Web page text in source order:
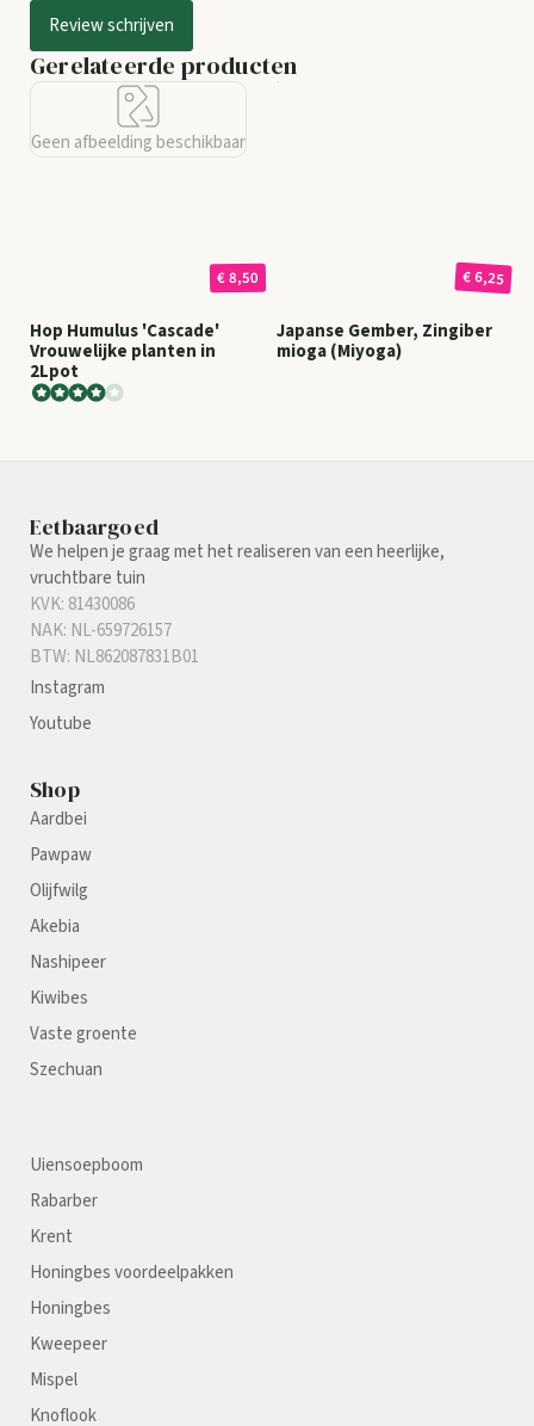
Review schrijven
Gerelateerde producten
Geen afbeelding beschikbaar
€ 8,50
Hop Humulus 'Cascade'
Vrouwelijke planten in
2Lpot
€ 6,25
Japanse Gember, Zingiber
mioga (Miyoga)
Eetbaargoed
We helpen je graag met het realiseren van een heerlijke,
vruchtbare tuin
KVK: 81430086
NAK: NL-659726157
BTW: NL862087831B01
Instagram
Youtube
Shop
Aardbei
Pawpaw
Olijfwilg
Akebia
Nashipeer
Kiwibes
Vaste groente
Szechuan
Uiensoepboom
Rabarber
Krent
Honingbes voordeelpakken
Honingbes
Kweepeer
Mispel
Knoflook